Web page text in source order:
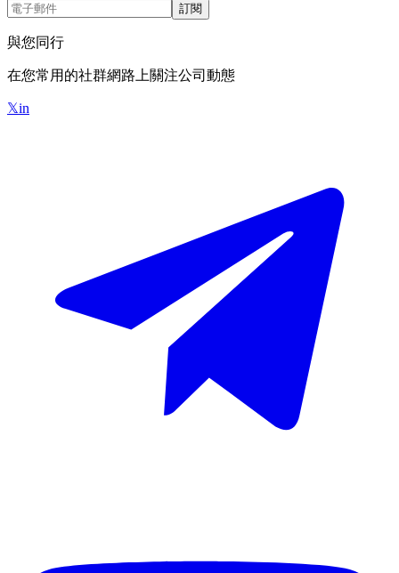
訂閱
與您同行
在您常用的社群網路上關注公司動態
𝕏in